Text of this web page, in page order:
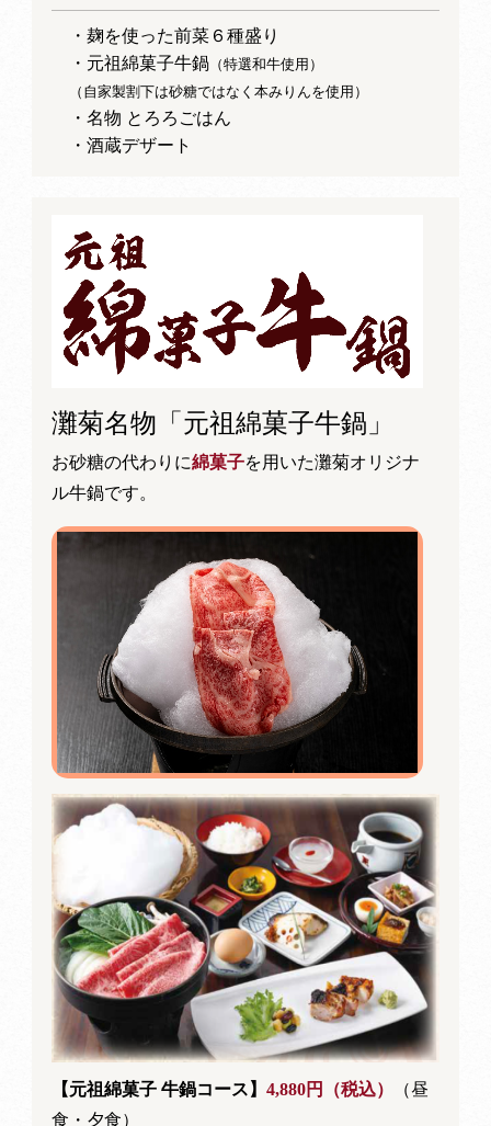
・麹を使った前菜６種盛り
・元祖綿菓子牛鍋（特選和牛使用）
（自家製割下は砂糖ではなく本みりんを使用）
・名物 とろろごはん
・酒蔵デザート
灘菊名物「元祖綿菓子牛鍋」
お砂糖の代わりに綿菓子を用いた灘菊オリジナ
ル牛鍋です。
【元祖綿菓子 牛鍋コース】 4,880円（税込）
（昼
食・夕食）